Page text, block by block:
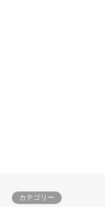
カテゴリー